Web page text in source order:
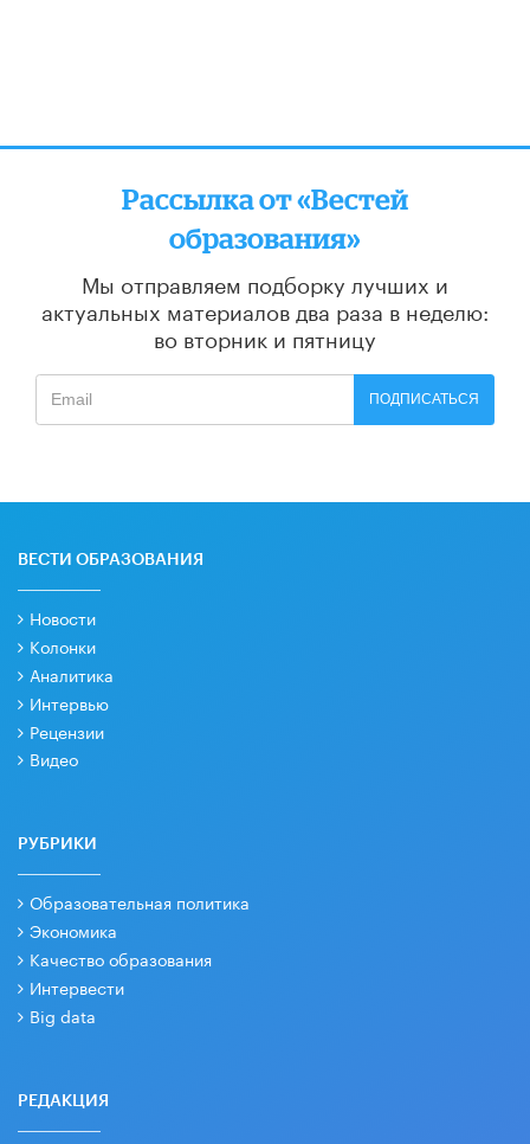
Рассылка от «Вестей
образования»
Мы отправляем подборку лучших и
актуальных материалов два раза в неделю:
во вторник и пятницу
ПОДПИСАТЬСЯ
ВЕСТИ ОБРАЗОВАНИЯ
Новости
Колонки
Аналитика
Интервью
Рецензии
Видео
РУБРИКИ
Образовательная политика
Экономика
Качество образования
Интервести
Big data
РЕДАКЦИЯ